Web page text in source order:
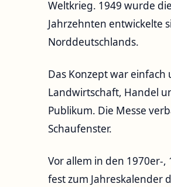
Weltkrieg. 1949 wurde
Jahrzehnten entwickelte
Norddeutschlands.
Das Konzept war
Landwirtschaft, Handel
Publikum. Die Messe
Schaufenster.
Vor allem in den 1970er-
fest zum Jahreskalender